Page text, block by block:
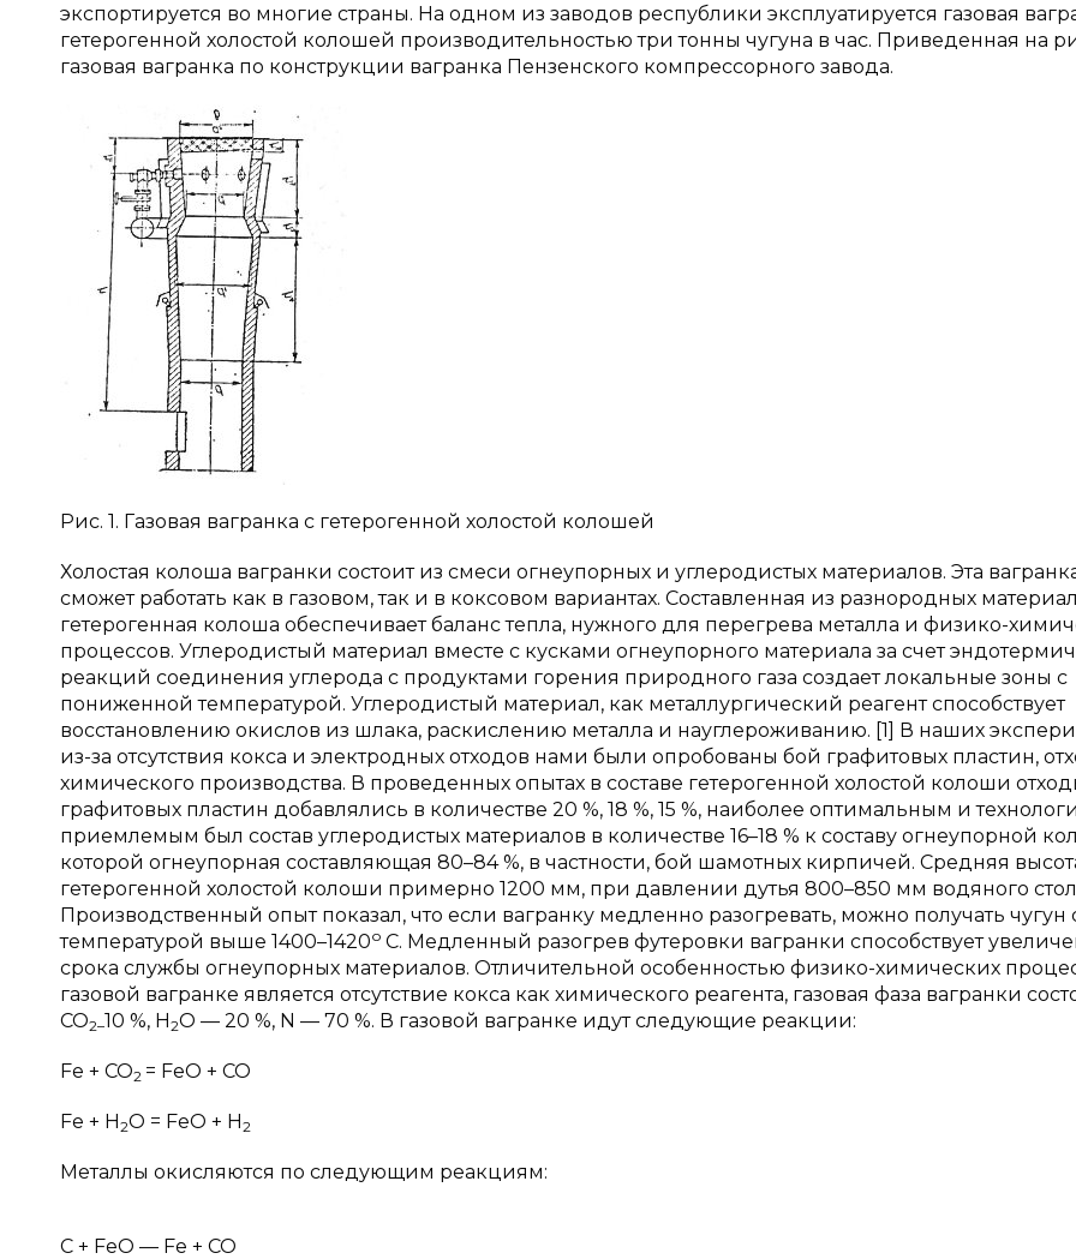
экспортируется во многие страны. На одном из заводов республики эксплуатируется газовая
гетерогенной холостой колошей производительностью три тонны чугуна в час. Приведенная на
газовая вагранка по конструкции вагранка Пензенского компрессорного завода.
Рис. 1. Газовая вагранка с гетерогенной холостой колошей
Холостая колоша вагранки состоит из смеси огнеупорных и углеродистых материалов. Эта
сможет работать как в газовом, так и в коксовом вариантах. Составленная из разнородных
гетерогенная колоша обеспечивает баланс тепла, нужного для перегрева металла и физико-
процессов. Углеродистый материал вместе с кусками огнеупорного материала за счет
реакций соединения углерода с продуктами горения природного газа создает локальные зоны с
пониженной температурой. Углеродистый материал, как металлургический реагент способствует
восстановлению окислов из шлака, раскислению металла и науглероживанию. [1] В наших
из-за отсутствия кокса и электродных отходов нами были опробованы бой графитовых пластин,
химического производства. В проведенных опытах в составе гетерогенной холостой колоши
графитовых пластин добавлялись в количестве 20 %, 18 %, 15 %, наиболее оптимальным и
приемлемым был состав углеродистых материалов в количестве 16–18 % к составу огнеупорной
которой огнеупорная составляющая 80–84 %, в частности, бой шамотных кирпичей. Средняя
гетерогенной холостой колоши примерно 1200 мм, при давлении дутья 800–850 мм водяного
Производственный опыт показал, что если вагранку медленно разогревать, можно получать чугун
температурой выше 1400–1420о С. Медленный разогрев футеровки вагранки способствует
срока службы огнеупорных материалов. Отличительной особенностью физико-химических
газовой вагранке является отсутствие кокса как химического реагента, газовая фаза вагранки
СО2–10 %, Н2О — 20 %, N — 70 %. В газовой вагранке идут следующие реакции:
Fe + CO2 = FeO + CO
Fe + H2O = FeO + H2
Металлы окисляются по следующим реакциям:
C + FeO — Fe + CO